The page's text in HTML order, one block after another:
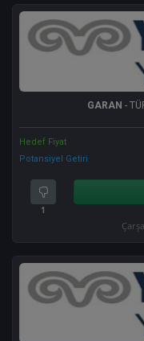
GARAN -
Hedef Fiyat
Potansiyel Getiri
1